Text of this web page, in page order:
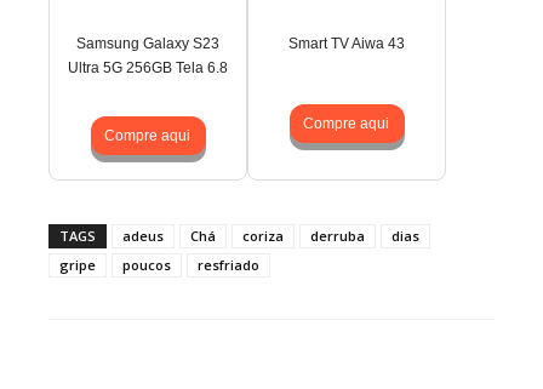
Samsung Galaxy S23
Ultra 5G 256GB Tela 6.8
Compre aqui
Smart TV Aiwa 43
Compre aqui
TAGS adeus Chá coriza derruba
dias
gripe
poucos resfriado